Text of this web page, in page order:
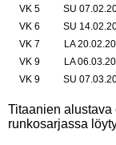
VK 5
SU
VK 6
SU
VK 7
LA
VK 9
LA
VK 9
SU
Titaanien
runkosarjassa